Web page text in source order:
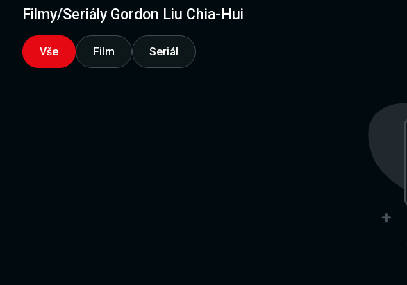
Filmy/Seriály Gordon Liu Chia-Hui
Vše Film Seriál